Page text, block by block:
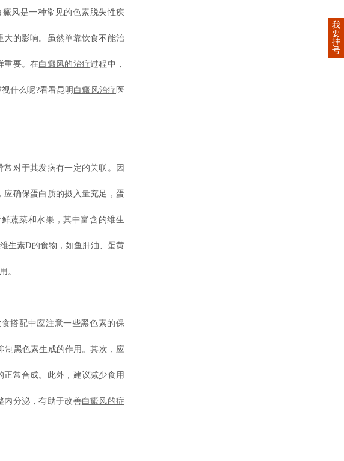
风是一种常见的色素脱失性疾
大的影响。虽然单靠饮食不能治
重要。在白癜风的治疗过程中，
什么呢?看看昆明白癜风治疗 医
对于其发病有一定的关联。因
确保蛋白质的摄入量充足，蛋
蔬菜和水果，其中富含的维生
生素D的食物，如鱼肝油、蛋黄
。
搭配中应注意一些黑色素的保
制黑色素生成的作用。其次，应
常合成。此外，建议减少食用
内分泌，有助于改善白癜风的症
我
要
挂
号